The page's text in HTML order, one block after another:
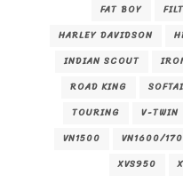
FAT BOY
HARLEY DAVIDSON
INDIAN SCOUT
ROAD KING
TOURING
V-TWIN
VN1500
VN1600/
XVS950